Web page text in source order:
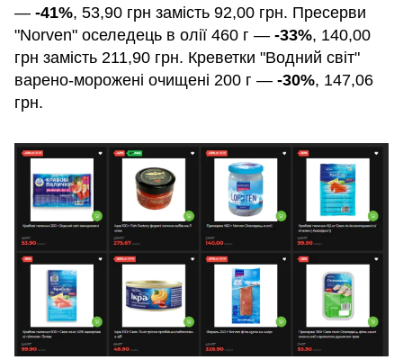
— -41%, 53,90 грн замість 92,00 грн. Пресерви
"Norven" оселедець в олії 460 г — -33%, 140,00
грн замість 211,90 грн. Креветки "Водний світ"
варено-морожені очищені 200 г — -30%, 147,06
грн.